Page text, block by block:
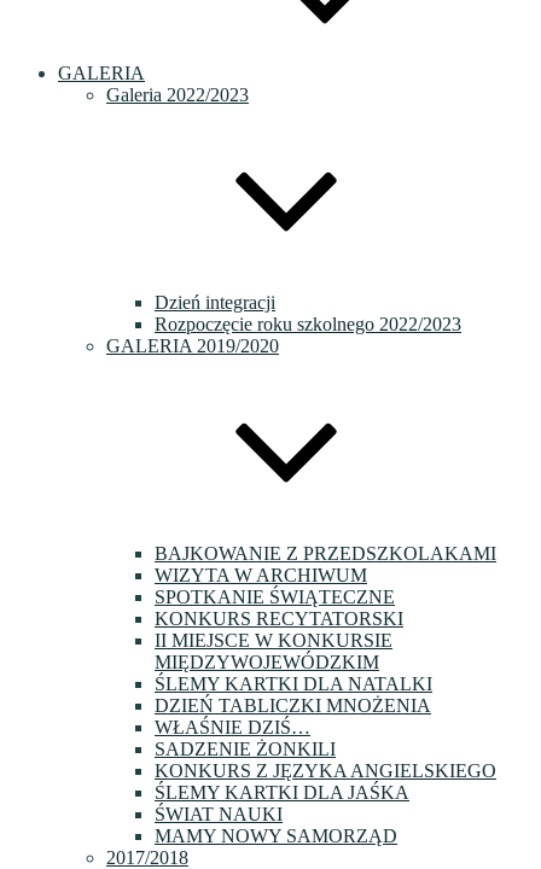
GALERIA
Galeria 2022/2023
Dzień integracji
Rozpoczęcie roku szkolnego 2022/2023
GALERIA 2019/2020
BAJKOWANIE Z PRZEDSZKOLAKAMI
WIZYTA W ARCHIWUM
SPOTKANIE ŚWIĄTECZNE
KONKURS RECYTATORSKI
II MIEJSCE W KONKURSIE
MIĘDZYWOJEWÓDZKIM
ŚLEMY KARTKI DLA NATALKI
DZIEŃ TABLICZKI MNOŻENIA
WŁAŚNIE DZIŚ…
SADZENIE ŻONKILI
KONKURS Z JĘZYKA ANGIELSKIEGO
ŚLEMY KARTKI DLA JAŚKA
ŚWIAT NAUKI
MAMY NOWY SAMORZĄD
2017/2018